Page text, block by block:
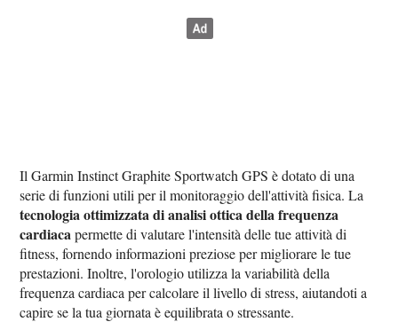
Il Garmin Instinct Graphite Sportwatch GPS è dotato di una
serie di funzioni utili per il monitoraggio dell'attività fisica. La
tecnologia ottimizzata di analisi ottica della frequenza
cardiacapermette di valutare l'intensità delle tue attività di
fitness, fornendo informazioni preziose per migliorare le tue
prestazioni. Inoltre, l'orologio utilizza la variabilità della
frequenza cardiaca per calcolare il livello di stress, aiutandoti a
capire se la tua giornata è equilibrata o stressante.